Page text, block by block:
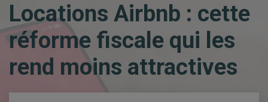
Locations Airbnb : cette
réforme fiscale qui les
rend moins attractives